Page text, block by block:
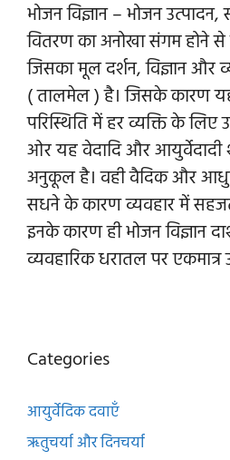
भोजन विज्ञान – भोजन
वितरण का अनोखा संगम होने
जिसका मूल दर्शन, विज्ञान और
( तालमेल ) है। जिसके कारण
परिस्थिति में हर व्यक्ति के लिए
ओर यह वेदादि और आयुर्वेदादी
अनुकूल है। वही वैदिक और
सधने के कारण व्यवहार में
इनके कारण ही भोजन विज्ञान
व्यवहारिक धरातल पर एकमात्र
Categories
आयुर्वेदिक दवाएँ
ऋतुचर्या और दिनचर्या